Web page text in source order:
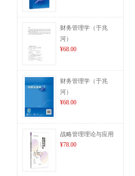
财务管理学（于兆
河）
¥68.00
财务管理学（于兆
河）
¥68.00
战略管理理论与应用
¥78.00